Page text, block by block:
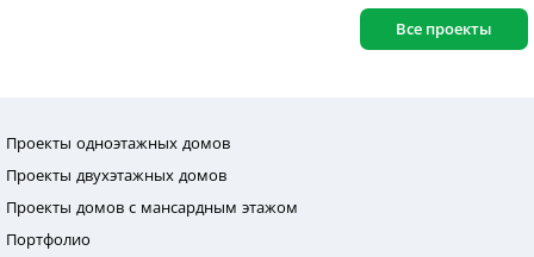
Все проекты
Проекты одноэтажных домов
Проекты двухэтажных домов
Проекты домов с мансардным этажом
Портфолио